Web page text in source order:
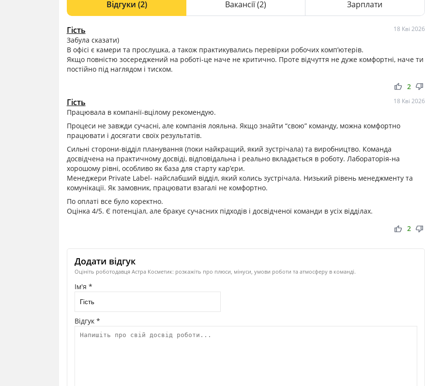
Відгуки (2) Вакансії(2) Зарплати
Гість 18 Кві 2026
Забула сказати)
В офісі є камери та прослушка, а також практикувались перевірки робочих комп’ютерів.
Якщо повністю зосереджений на роботі-це наче не критично. Проте відчуття не дуже комфортні, наче ти
постійно під наглядом і тиском.
thumb_up thumb_down
2
Гість 18 Кві 2026
Працювала в компанії-вцілому рекомендую.
Процеси не завжди сучасні, але компанія лояльна. Якщо знайти “свою” команду, можна комфортно
працювати і досягати своїх результатів.
Сильні сторони-відділ планування (поки найкращий, який зустрічала) та виробництво. Команда
досвідчена на практичному досвіді, відповідальна і реально вкладається в роботу. Лабораторія-на
хорошому рівні, особливо як база для старту кар’єри.
Менеджери Private Label- найслабший відділ, який колись зустрічала. Низький рівень менеджменту та
комунікації. Як замовник, працювати взагалі не комфортно.
По оплаті все було коректно.
Оцінка 4/5. Є потенціал, але бракує сучасних підходів і досвідченої команди в усіх відділах.
thumb_up thumb_down
2
Додати відгук
Оцініть роботодавця Астра Косметик: розкажіть про плюси, мінуси, умови роботи та атмосферу в команді.
Ім'я *
Відгук *